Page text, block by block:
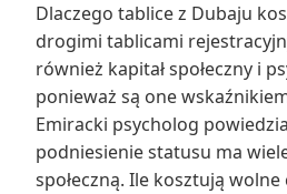
Dlaczego tablice z Dubaju
drogimi tablicami
również kapitał społeczny i
ponieważ są one
Emiracki psycholog
podniesienie statusu ma
społeczną. Ile kosztują